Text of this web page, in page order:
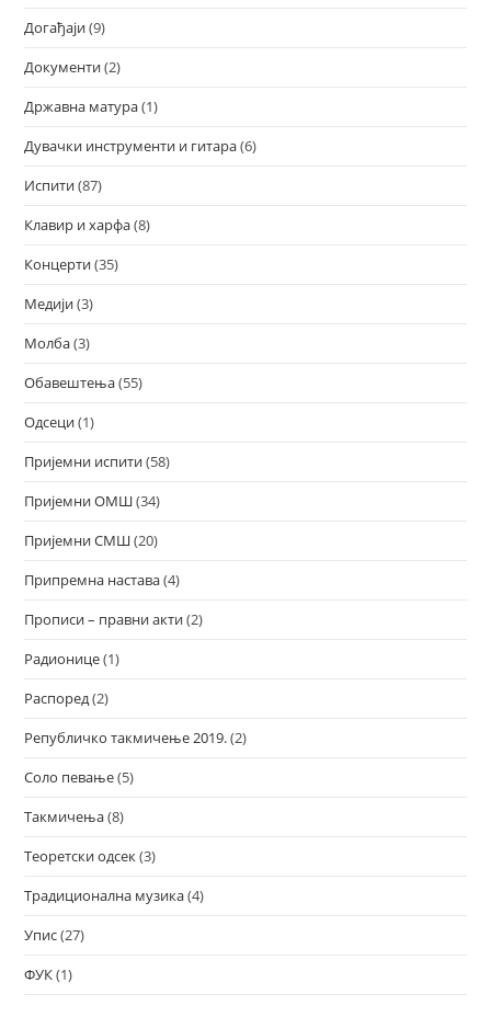
Догађаји(9)
Документи(2)
Државна матура(1)
Дувачки инструменти и гитара(6)
Испити(87)
Клавир и харфа(8)
Концерти(35)
Медији(3)
Молба(3)
Обавештења(55)
Одсеци(1)
Пријемни испити(58)
Пријемни ОМШ(34)
Пријемни СМШ(20)
Припремна настава(4)
Прописи – правни акти(2)
Радионице(1)
Распоред(2)
Републичко такмичење 2019.(2)
Соло певање(5)
Такмичења(8)
Теоретски одсек(3)
Традиционална музика(4)
Упис(27)
ФУК(1)